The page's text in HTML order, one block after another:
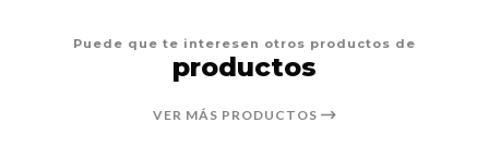
Puede que te interesen otros productos de
productos
VER MÁS PRODUCTOS